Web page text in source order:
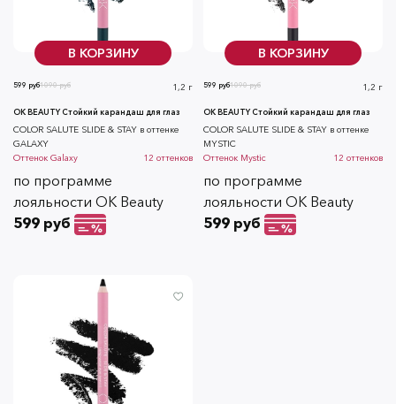
В КОРЗИНУ
1090 руб
599 руб 1,2 г
OK BEAUTY Стойкий карандаш для глаз
COLOR SALUTE SLIDE & STAY в оттенке
GALAXY
Оттенок Galaxy 12 оттенков
по программе
лояльности OK Beauty
599 руб
В КОРЗИНУ
1090 руб
599 руб 1,2 г
OK BEAUTY Стойкий карандаш для глаз
COLOR SALUTE SLIDE & STAY в оттенке
MYSTIC
Оттенок Mystic 12 оттенков
по программе
лояльности OK Beauty
599 руб